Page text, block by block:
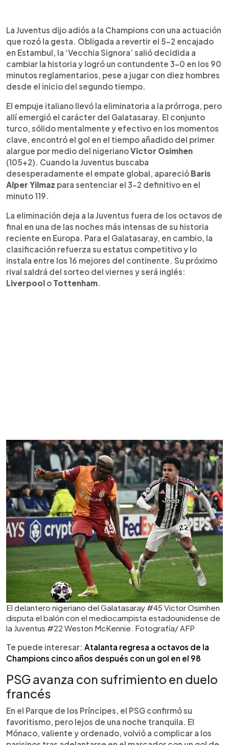
Escuchar artículo
La Liga de Campeones vivió una jornada intensa
con la eliminación de la Juventus y el sufrimiento
del PSG. El Galatasaray resistió una remontada
heroica de los italianos y selló su pase en la
prórroga con goles decisivos, pese al esfuerzo
de la ‘Vecchia Signora’, que jugó gran parte del
partido con diez hombres. En París, el PSG avanzó
con angustia tras empatar 2-2 ante el Mónaco, en
una serie marcada por la expulsión de un rival y la
falta de contundencia local. Ambos clasificados
esperan rivales de peso en octavos.
La Juventus dijo adiós a la Champions con una actuación
que rozó la gesta. Obligada a revertir el 5-2 encajado
en Estambul, la ‘Vecchia Signora’ salió decidida a
cambiar la historia y logró un contundente 3-0 en los 90
minutos reglamentarios, pese a jugar con diez hombres
desde el inicio del segundo tiempo.
El empuje italiano llevó la eliminatoria a la prórroga, pero
allí emergió el carácter del Galatasaray. El conjunto
turco, sólido mentalmente y efectivo en los momentos
clave, encontró el gol en el tiempo añadido del primer
alargue por medio del nigerianoVictor Osimhen
(105+2). Cuando la Juventus buscaba
desesperadamente el empate global, apareció Baris
Alper Yilmaz para sentenciar el 3-2 definitivo en el
minuto 119.
La eliminación deja a la Juventus fuera de los octavos de
final en una de las noches más intensas de su historia
reciente en Europa. Para el Galatasaray, en cambio, la
clasificación refuerza su estatus competitivo y lo
instala entre los 16 mejores del continente. Su próximo
rival saldrá del sorteo del viernes y será inglés:
Liverpool o Tottenham.
El delantero nigeriano del Galatasaray #45 Victor Osimhen
disputa el balón con el mediocampista estadounidense de
la Juventus #22 Weston McKennie. Fotografía/ AFP
Te puede interesar: Atalanta regresa a octavos de la
Champions cinco años después con un gol en el 98
PSG avanza con sufrimiento en duelo
francés
En el Parque de los Príncipes, el PSG confirmó su
favoritismo, pero lejos de una noche tranquila. El
Mónaco, valiente y ordenado, volvió a complicar a los